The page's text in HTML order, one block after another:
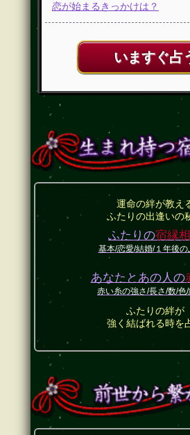
恋が始まるきっかけは？
いますぐ占
運命の絆が教え
ふたりの出逢いの
ふたりの宿縁
基本/恋愛/結婚/１年後の
あなたとあの人の
赤い糸の強さ/長さ/数/色
ふたりの絆が
強く結ばれる時を